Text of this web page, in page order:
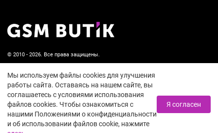
© 2010 - 2026. Все права защищены.
Пользовательское соглашение и политика
конфиденциальности
18+
Мы используем файлы cookies для улучшения
работы сайта. Оставаясь на нашем сайте, вы
соглашаетесь с условиями использования
файлов cookies. Чтобы ознакомиться с
нашими Положениями о конфиденциальности
и об использовании файлов cookie, нажмите
Я согласен